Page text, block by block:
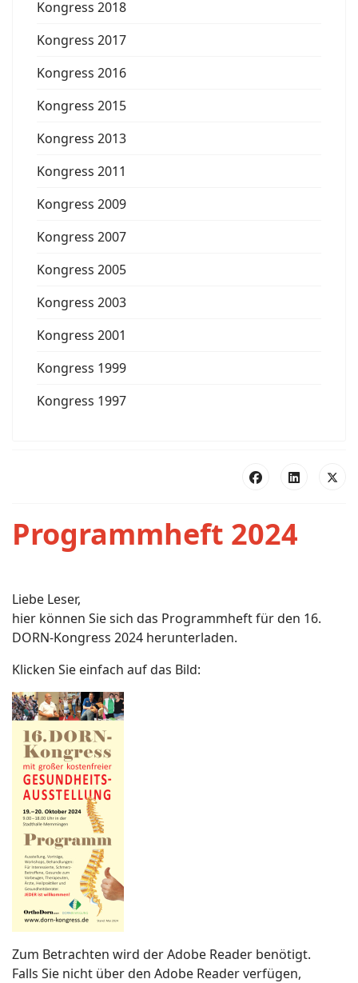
Kongress 2018
Kongress 2017
Kongress 2016
Kongress 2015
Kongress 2013
Kongress 2011
Kongress 2009
Kongress 2007
Kongress 2005
Kongress 2003
Kongress 2001
Kongress 1999
Kongress 1997
Programmheft 2024
Liebe Leser,
hier können Sie sich das Programmheft für den 16.
DORN-Kongress 2024 herunterladen.
Klicken Sie einfach auf das Bild:
Zum Betrachten wird der Adobe Reader benötigt.
Falls Sie nicht über den Adobe Reader verfügen,